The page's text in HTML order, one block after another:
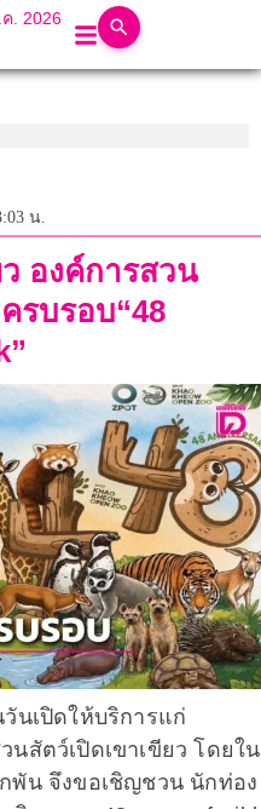
ค. 2026
น.
องค์การสวน
รบรอบ“48
นเปิดให้บริการแก่
สัตว์เปิดเขาเขียว โดยใน
พัน จึงขอเชิญชวน นักท่อง